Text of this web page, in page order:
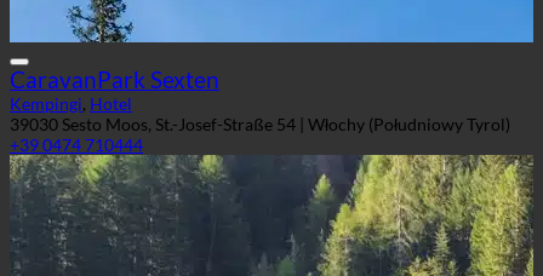
CaravanPark Sexten
Kempingi, Hotel
39030 Sesto Moos, St.-Josef-Straße 54 | Włochy (Południowy Tyrol)
+39 0474 710444